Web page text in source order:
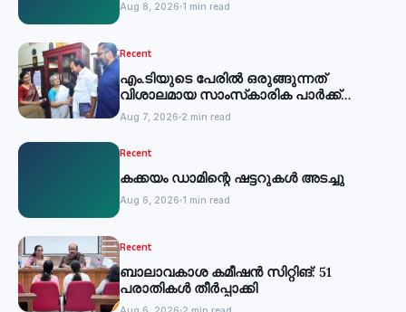
Aug 8, 2026 1 min read
Recent
എം.ടിയുടെ പേരില്‍ ഒരുങ്ങുന്നത്
വിശാലമായ സാംസ്‌കാരിക പാര്‍ക്ക്
-മന്ത്രി
Aug 7, 2026 2 min read
Recent
കക്കയം ഡാമിന്റെ ഷട്ടറുകള്‍ അടച്ചു
Aug 6, 2026 1 min read
Recent
ബാലാവകാശ കമീഷന്‍ സിറ്റിങ്: 51
പരാതികള്‍ തീര്‍പ്പാക്കി